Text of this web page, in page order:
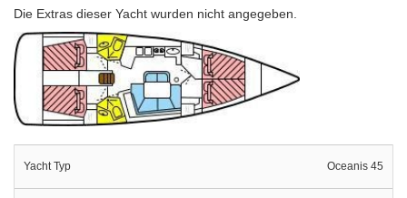
Die Extras dieser Yacht wurden nicht angegeben.
Yacht Typ Oceanis 45